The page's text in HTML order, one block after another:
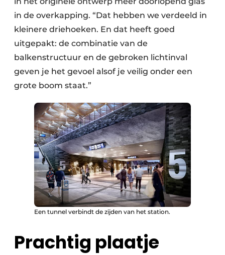
in de overkapping. “Dat hebben we verdeeld in
kleinere driehoeken. En dat heeft goed
uitgepakt: de combinatie van de
balkenstructuur en de gebroken lichtinval
geven je het gevoel alsof je veilig onder een
grote boom staat.”
Een tunnel verbindt de zijden van het station.
Prachtig plaatje